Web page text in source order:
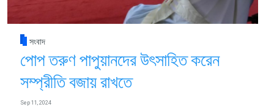
সংবাদ
পোপ তরুণ পাপুয়ানদের উৎসাহিত করেন
সম্প্রীতি বজায় রাখতে
Sep 11, 2024